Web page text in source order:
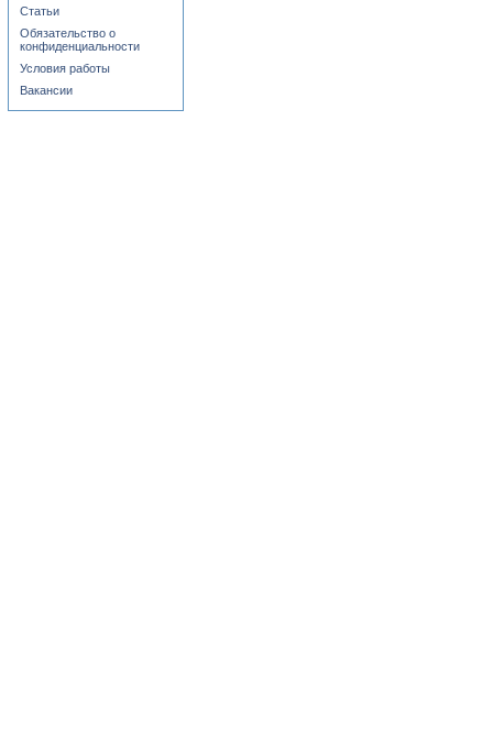
Статьи
Обязательство о
конфиденциальности
Условия работы
Вакансии